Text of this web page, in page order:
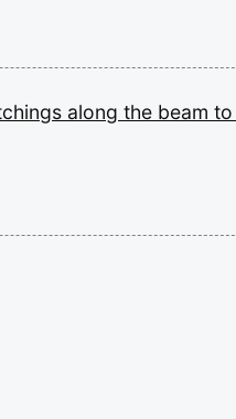
along the beam to